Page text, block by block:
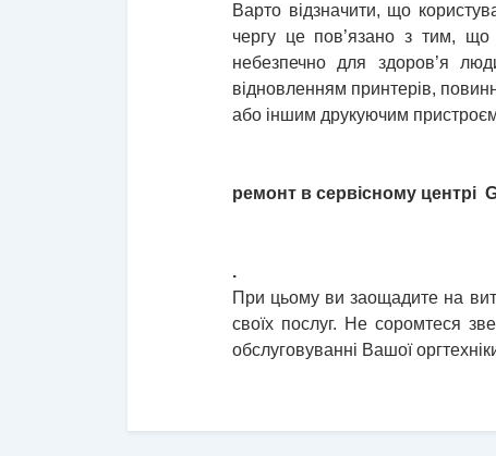
Варто відзначити, що
чергу це пов’язано з тим, що
небезпечно для здоров’я
відновленням принтерів,
або іншим друкуючим
ремонт в сервісному центрі
.
При цьому ви заощадите на
своїх послуг. Не соромтеся
обслуговуванні Вашої